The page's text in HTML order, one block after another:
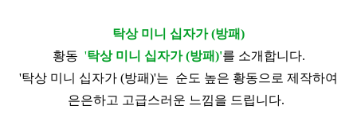
탁상 미니 십자가 (방패)
황동 '탁상 미니 십자가 (방패)'를 소개합니다.
'탁상 미니 십자가 (방패)'는 순도 높은 황동으로 제작하여
은은하고 고급스러운 느낌을 드립니다.